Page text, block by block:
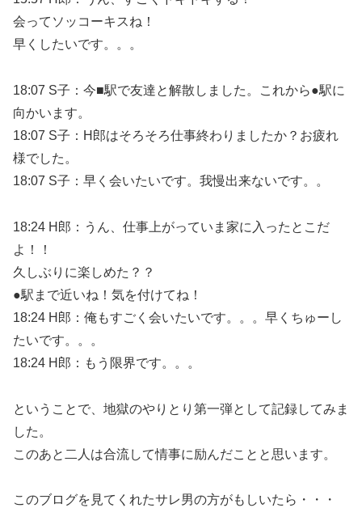
会ってソッコーキスね！
早くしたいです。。。
18:07 S子：今■駅で友達と解散しました。これから●駅に
向かいます。
18:07 S子：H郎はそろそろ仕事終わりましたか？お疲れ
様でした。
18:07 S子：早く会いたいです。我慢出来ないです。。
18:24 H郎：うん、仕事上がっていま家に入ったとこだ
よ！！
久しぶりに楽しめた？？
●駅まで近いね！気を付けてね！
18:24 H郎：俺もすごく会いたいです。。。早くちゅーし
たいです。。。
18:24 H郎：もう限界です。。。
ということで、地獄のやりとり第一弾として記録してみま
した。
このあと二人は合流して情事に励んだことと思います。
このブログを見てくれたサレ男の方がもしいたら・・・